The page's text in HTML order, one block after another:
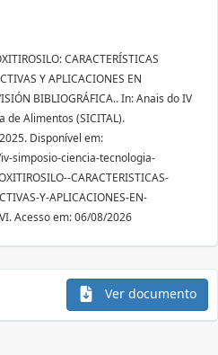
CARACTERÍSTICAS
Y APLICACIONES EN
BIBLIOGRÁFICA.. In: Anais do IV
de Alimentos (SICITAL).
Disponível em:
simposio-ciencia-tecnologia-
CARACTERISTICAS-
Y-APLICACIONES-EN-
Acesso em: 06/08/2026
Ver documento